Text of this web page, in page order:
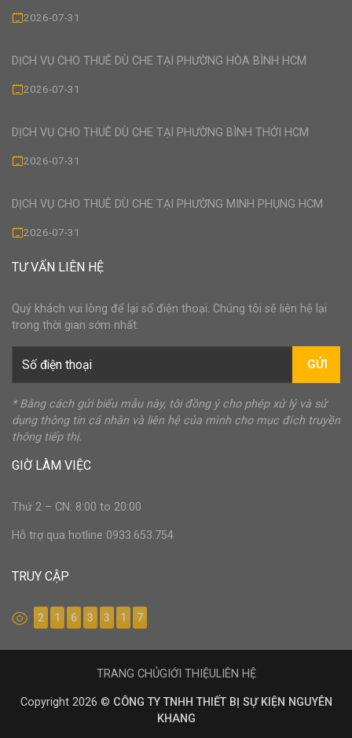
2026-07-31
DỊCH VỤ CHO THUÊ DÙ CHE TẠI PHƯỜNG HÒA BÌNH HCM
2026-07-31
DỊCH VỤ CHO THUÊ DÙ CHE TẠI PHƯỜNG BÌNH THỚI HCM
2026-07-31
DỊCH VỤ CHO THUÊ DÙ CHE TẠI PHƯỜNG MINH PHỤNG HCM
2026-07-31
TƯ VẤN LIÊN HỆ
Quý khách vui lòng để lại số điện thoại. Chúng tôi sẽ liên hệ lại
trong thời gian sớm nhất.
GỬI
* Bằng cách gửi biểu mẫu này, tôi đồng ý cho phép xử lý và sử
dụng thông tin cá nhân và liên hệ của mình cho mục đích truyền
thông tiếp thị.
GIỜ LÀM VIỆC
Thứ 2 – CN: 8:00 to 20:00
Hỗ trợ qua hotline 0933.653.754
TRUY CẬP
2 1 6 3 3 1 7
Copyright 2026 © CÔNG TY TNHH THIẾT BỊ SỰ KIỆN NGUYÊN
KHANG
TRANG CHỦGIỚI THIỆULIÊN HỆ